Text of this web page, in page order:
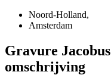
Noord-Holland,
Amsterdam
Gravure
omschrijving